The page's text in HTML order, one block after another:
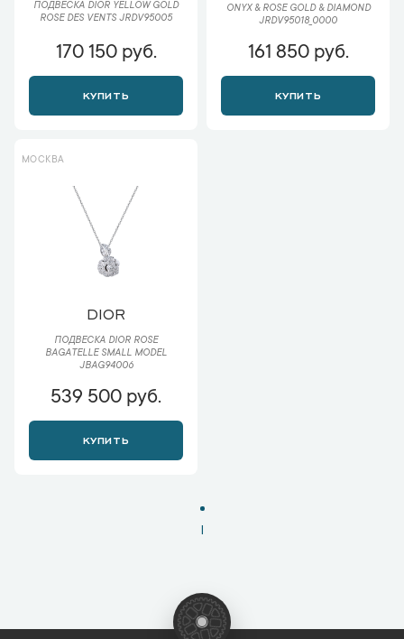
ПОДВЕСКА DIOR YELLOW GOLD
ROSE DES VENTS JRDV95005
170 150 руб.
КУПИТЬ
ONYX & ROSE GOLD & DIAMOND
JRDV95018_0000
161 850 руб.
КУПИТЬ
МОСКВА
DIOR
ПОДВЕСКА DIOR ROSE
BAGATELLE SMALL MODEL
JBAG94006
539 500 руб.
КУПИТЬ
1